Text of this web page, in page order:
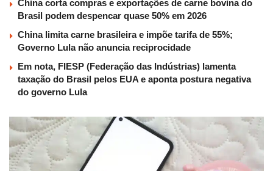
China corta compras e exportações de carne bovina do
Brasil podem despencar quase 50% em 2026
China limita carne brasileira e impõe tarifa de 55%;
Governo Lula não anuncia reciprocidade
Em nota, FIESP (Federação das Indústrias) lamenta
taxação do Brasil pelos EUA e aponta postura negativa
do governo Lula